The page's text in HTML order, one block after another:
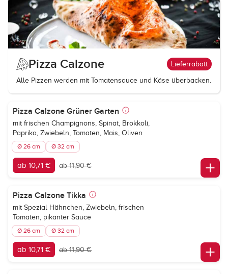
Pizza Calzone Lieferrabatt
Alle Pizzen werden mit Tomatensauce und Käse überbacken.
Pizza Calzone Grüner Garten
mit frischen Champignons, Spinat, Brokkoli,
Paprika, Zwiebeln, Tomaten, Mais, Oliven
Ø 26 cm Ø 32 cm
ab 10,71 € ab 11,90 €
Pizza Calzone Tikka
mit Spezial Hähnchen, Zwiebeln, frischen
Tomaten, pikanter Sauce
Ø 26 cm Ø 32 cm
ab 10,71 € ab 11,90 €